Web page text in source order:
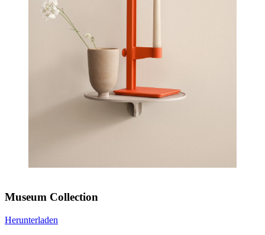
Museum Collection
Herunterladen